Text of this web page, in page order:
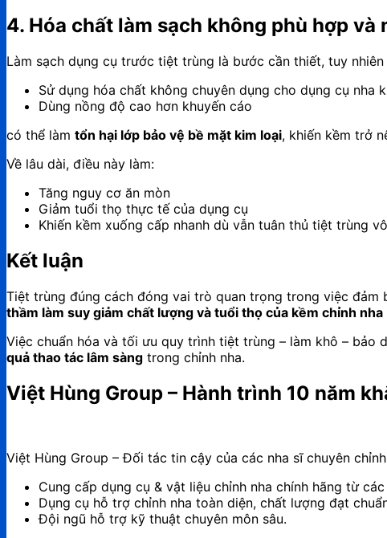
4. Hóa chất làm sạch không phù hợp và
Làm sạch dụng cụ trước tiệt trùng là bước cần thiết, tuy nhiên
Sử dụng hóa chất không chuyên dụng cho dụng cụ nha
Dùng nồng độ cao hơn khuyến cáo
có thể làm tổn hại lớp bảo vệ bề mặt kim loại, khiến kềm trở
Về lâu dài, điều này làm:
Tăng nguy cơ ăn mòn
Giảm tuổi thọ thực tế của dụng cụ
Khiến kềm xuống cấp nhanh dù vẫn tuân thủ tiệt trùng
Kết luận
Tiệt trùng đúng cách đóng vai trò quan trọng trong việc đảm
thầm làm suy giảm chất lượng và tuổi thọ của kềm chỉnh nha
Việc chuẩn hóa và tối ưu quy trình tiệt trùng – làm khô –
quả thao tác lâm sàng trong chỉnh nha.
Việt Hùng Group – Hành trình 10 năm
Việt Hùng Group – Đối tác tin cậy của các nha sĩ chuyên
Cung cấp dụng cụ & vật liệu chỉnh nha chính hãng từ
Dụng cụ hỗ trợ chỉnh nha toàn diện, chất lượng đạt
Đội ngũ hỗ trợ kỹ thuật chuyên môn sâu.